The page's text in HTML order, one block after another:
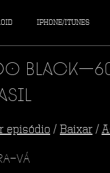
IPHONE/ITUNES
episódio / Baixar /
VÁ